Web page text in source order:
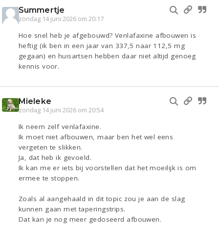
Summertje
zondag 14 juni 2026 om 20:17
Hoe snel heb je afgebouwd? Venlafaxine afbouwen is
heftig (ik ben in een jaar van 337,5 naar 112,5 mg
gegaan) en huisartsen hebben daar niet altijd genoeg
kennis voor.
Mieleke
zondag 14 juni 2026 om 20:54
Ik neem zelf venlafaxine.
Ik moet niet afbouwen, maar ben het wel eens
vergeten te slikken.
Ja, dat heb ik gevoeld.
Ik kan me er iets bij voorstellen dat het moeilijk is om
ermee te stoppen.
Zoals al aangehaald in dit topic zou je aan de slag
kunnen gaan met taperingstrips.
Dat kan je nog meer gedoseerd afbouwen.